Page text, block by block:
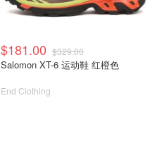
$181.00 $329.00
Salomon XT-6 运动鞋 红橙色
End Clothing